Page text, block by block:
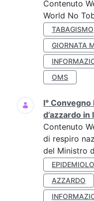
Contenuto
World No
TABAGISMO
GIORNATA
OMS
I°
d’azzardo in
Contenuto
di respiro
del Ministro
AZZARDO